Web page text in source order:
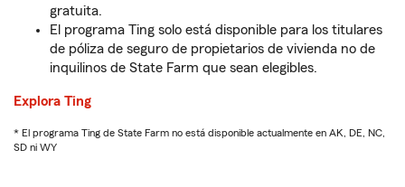
gratuita.
El programa Ting solo está disponible para los titulares
de póliza de seguro de propietarios de vivienda no de
inquilinos de State Farm que sean elegibles.
Explora Ting
* El programa Ting de State Farm no está disponible actualmente en AK, DE, NC,
SD ni WY